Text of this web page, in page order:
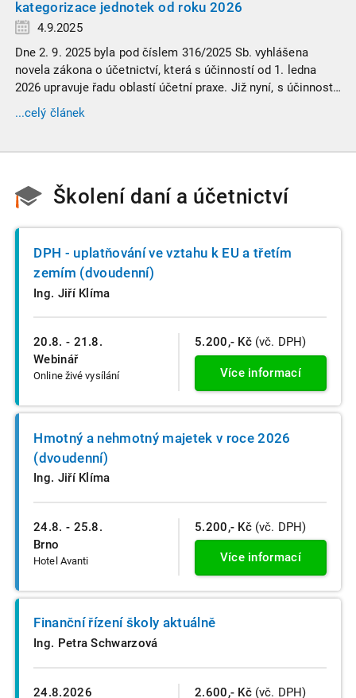
kategorizace jednotek od roku 2026
4.9.2025
Dne 2. 9. 2025 byla pod číslem 316/2025 Sb. vyhlášena
novela zákona o účetnictví, která s účinností od 1. ledna
2026 upravuje řadu oblastí účetní praxe. Již nyní, s účinností
od 3. září 2025, platí nová, zvýšená kritéria pro zařazení firem
do velikostních a použijí se zpětně již pro účetní období
...celý článek
Školení daní a účetnictví
20.8. - 21.8.
Webinář
Online živé vysílání
DPH - uplatňování ve vztahu k EU a třetím
zemím (dvoudenní)
Ing. Jiří Klíma
5.200,- Kč (vč. DPH)
Více informací
24.8. - 25.8.
Brno
Hotel Avanti
Hmotný a nehmotný majetek v roce 2026
(dvoudenní)
Ing. Jiří Klíma
5.200,- Kč (vč. DPH)
Více informací
24.8.2026
Finanční řízení školy aktuálně
Ing. Petra Schwarzová
2.600,- Kč (vč. DPH)